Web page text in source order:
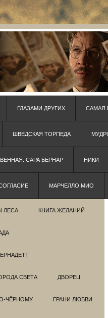
ГЛАЗАМИ ДРУГИХ САМАЯ
ШВЕДСКАЯ ТОРПЕДА
САРА БЕРНАР НИКИ
МАРЧЕЛЛО МИО
ЛЕСА КНИГА ЖЕЛАНИЙ
СВЕТА ДВОРЕЦ
ЧЁРНОМУ ГРАНИ ЛЮБВИ